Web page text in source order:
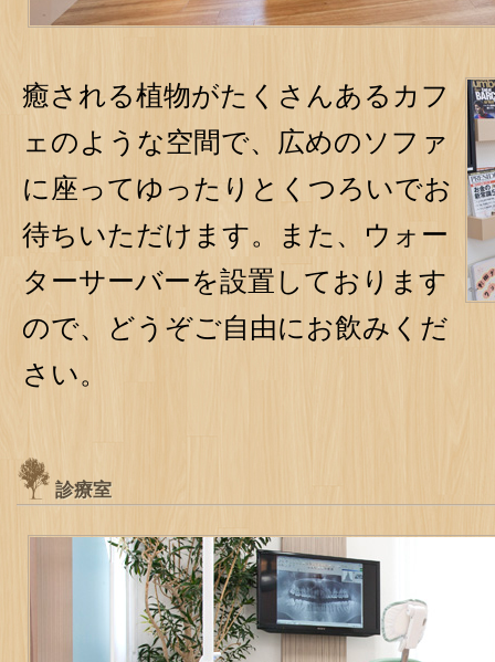
癒される植物がたくさんあるカフ
ェのような空間で、広めのソファ
に座ってゆったりとくつろいでお
待ちいただけます。また、ウォー
ターサーバーを設置しております
ので、どうぞご自由にお飲みくだ
さい。
診療室